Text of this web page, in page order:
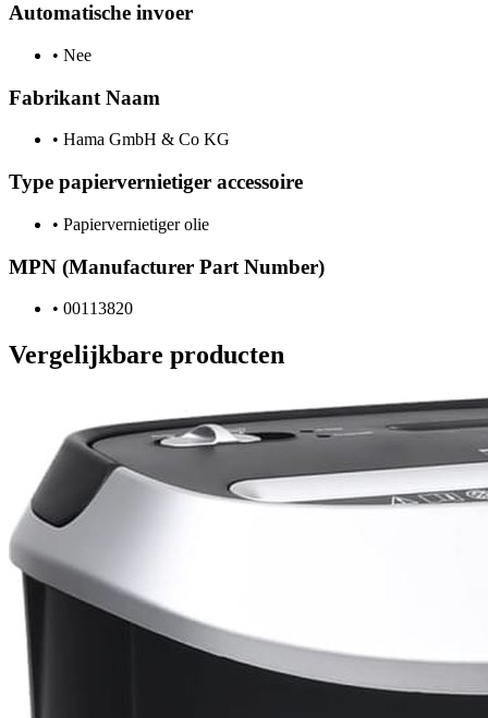
Automatische invoer
• Nee
Fabrikant Naam
• Hama GmbH & Co KG
Type papiervernietiger accessoire
• Papiervernietiger olie
MPN (Manufacturer Part Number)
• 00113820
Vergelijkbare producten